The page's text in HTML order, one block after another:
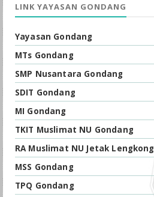
LINK YAYASAN GONDANG
Yayasan Gondang
MTs Gondang
SMP Nusantara Gondang
SDIT Gondang
MI Gondang
TKIT Muslimat NU Gondang
RA Muslimat NU Jetak Lengkong
MSS Gondang
TPQ Gondang